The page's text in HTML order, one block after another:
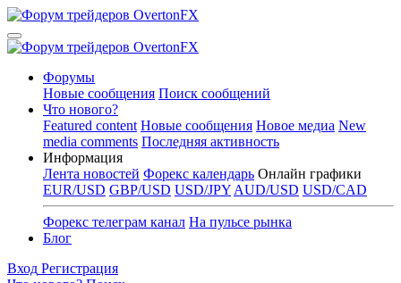
Форумы
Новые сообщения Поиск сообщений
Что нового?
Featured content Новые сообщения Новое медиа New
media comments Последняя активность
Информация
Лента новостей Форекс календарь Онлайн графики
EUR/USD GBP/USD USD/JPY AUD/USD USD/CAD
Форекс телеграм канал На пульсе рынка
Блог
Вход Регистрация